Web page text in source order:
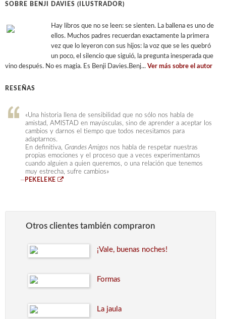
SOBRE BENJI DAVIES (ILUSTRADOR)
Hay libros que no se leen: se sienten. La ballena es uno de
ellos. Muchos padres recuerdan exactamente la primera
vez que lo leyeron con sus hijos: la voz que se les quebró
un poco, el silencio que siguió, la pregunta inesperada que
vino después. No es magia. Es Benji Davies.Benj... Ver más sobre el autor
RESEÑAS
«Una historia llena de sensibilidad que no sólo nos habla de
amistad, AMISTAD en mayúsculas, sino de aprender a aceptar los
cambios y darnos el tiempo que todos necesitamos para
adaptarnos.
En definitiva, Grandes Amigos nos habla de respetar nuestras
propias emociones y el proceso que a veces experimentamos
cuando alguien a quien queremos, o una relación que tenemos
muy estrecha, sufre cambios»
—PEKELEKE
Otros clientes también compraron
¡Vale, buenas noches!
Formas
La jaula